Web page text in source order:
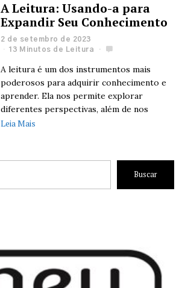
A Leitura: Usando-a para
Expandir Seu Conhecimento
2 de setembro de 2023
13 Minutos de Leitura
A leitura é um dos instrumentos mais
poderosos para adquirir conhecimento e
aprender. Ela nos permite explorar
diferentes perspectivas, além de nos
Leia Mais
Buscar